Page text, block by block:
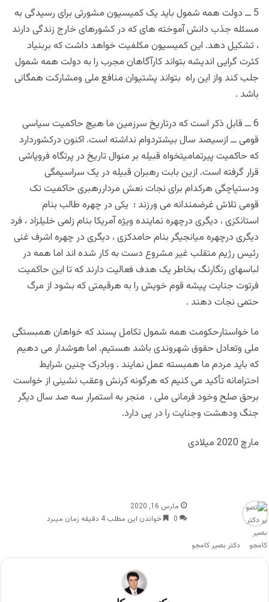
5 ــ دولت همه شمول باید یک کمیسیون مشورتی برای رسیدگی به
مسئله جذب دانش آموخته های که در کشورهای خارج زندگی دارند
، تشکیل دهد. این کمیسیون مکلفیت خواهد داشت که بربنیاد
کثرت گرایی اندیشه بتواند کارآگاهان مجرب را به دولت همه شمول
جلب کند واز این راه بتواند پشتیوان منافع ملی ومشارکت همگانی
باشد .
6 ــ قابل ذکر است که درتاریخ سرزمین ما هیچ حاکمیت سیاسی
قومی ــ ازسیصد سال بیشتردوام نداشته است. اکنون درکشوردارد
که حاکمیت پیرتمامیتخواه قبیله بر منوال تاریخ در پرتگاه فروپاشی
قرار گرفته است. ازین بابت رهبران قبیله در یک سراسیمگی
ودستپاچگی هرکدام برای نجات نعش مرداررهبری حاکمیت تک
قومی تلاش غرضمندانه می ورزند ؛ یکی در چهره طالب بنام
استانکزی ، دیگری درچهره نماینده ویژه آمریکا بنام زلمی خلیلزاد ، فرد
دیگری درچهره میانجیگر بنام حامدکزی ، دیگری در چهره اشرف غنی
رئیس رژیم متقلب غیر مشروع دست به کار شده اند اما همه در
لباسهای رنگارنگ بخاطر یک هدف فعالیت دارند که تا این حاکمیت
فرتوت جنایت پیشه قوم خویش را به هرقیمتی که بشود از مرگ
حتمی نجات دهند .
ما خواستارحکومت همه شمول تکامل پسند که خواهان همبستگی
ملی وتعادل حقوق شهروندی باشد هستیم. اما هوشدار می دهیم
که باید مردم ما همبسته عمل نمایند . وبادرک چنین شرایط
احترامانه تأکید می کنیم که هرگونه کرنش وعقب نشینی از خواست
برحق صلح وخود فرمانی ملی ، منجر به استمرار سه صد سال دیگر
جنگ ودهشت وجنایت را در پی دارد.
مارچ 2020 میلادی
دکتر بصیر کامجو
مارس 16, 2020
0
خواندن این مطلب 4 دقیقه زمان میبرد